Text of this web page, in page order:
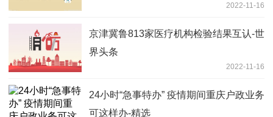
2022-11-16
京津冀鲁813家医疗机构检验结果互认-世
界头条
2022-11-16
24小时“急事特办” 疫情期间重庆户政业务
可这样办-精选